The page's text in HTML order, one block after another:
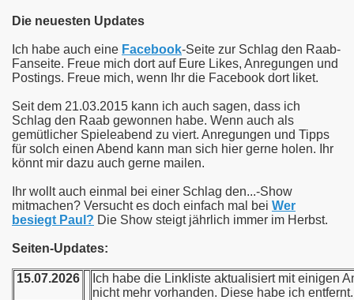
Die neuesten Updates
Ich habe auch eine Facebook-Seite zur Schlag den Raab-
Fanseite. Freue mich dort auf Eure Likes, Anregungen und
Postings. Freue mich, wenn Ihr die Facebook dort liket.
Seit dem 21.03.2015 kann ich auch sagen, dass ich
Schlag den Raab gewonnen habe. Wenn auch als
gemütlicher Spieleabend zu viert. Anregungen und Tipps
für solch einen Abend kann man sich hier gerne holen. Ihr
könnt mir dazu auch gerne mailen.
Ihr wollt auch einmal bei einer Schlag den...-Show
mitmachen? Versucht es doch einfach mal bei Wer
besiegt Paul? Die Show steigt jährlich immer im Herbst.
Seiten-Updates:
15.07.2026
Ich habe die Linkliste aktualisiert mit einigen
nicht mehr vorhanden. Diese habe ich entfernt.